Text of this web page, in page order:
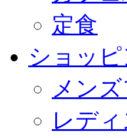
定食
ショッ
メン
レデ